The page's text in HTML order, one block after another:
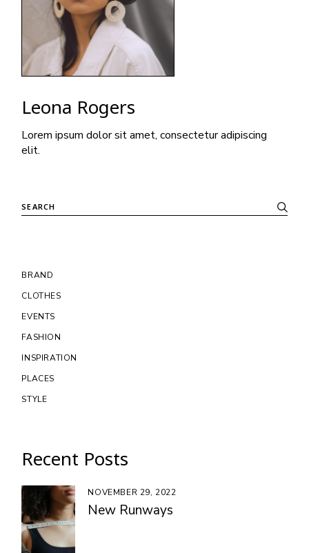
Leona Rogers
Lorem ipsum dolor sit amet, consectetur adipiscing
elit.
BRAND
CLOTHES
EVENTS
FASHION
INSPIRATION
PLACES
STYLE
Recent Posts
NOVEMBER 29, 2022
New Runways